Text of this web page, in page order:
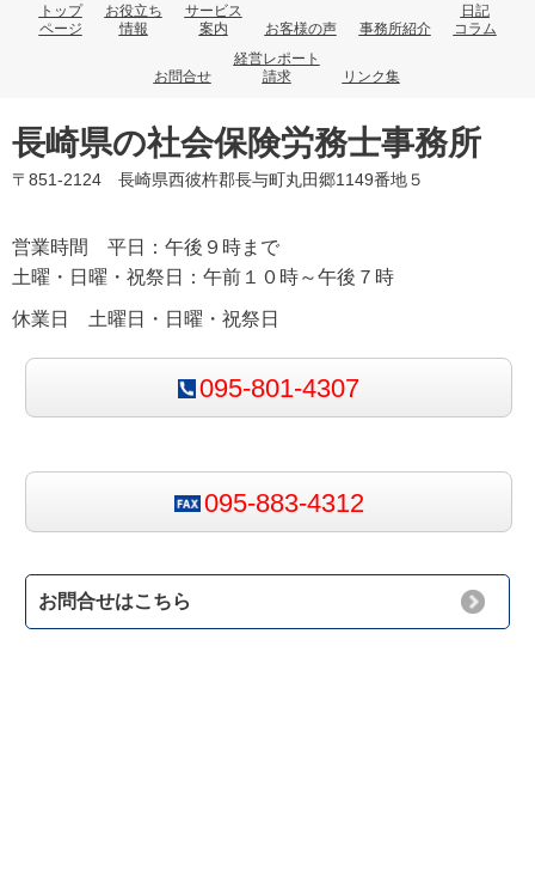
トップ
ページ
お役立ち
情報
サービス
案内
お客様の声 事務所紹介
日記
コラム
お問合せ
経営レポート
請求
リンク集
長崎県の社会保険労務士事務所
〒851-2124 長崎県西彼杵郡長与町丸田郷1149番地５
営業時間 平日：午後９時まで
土曜・日曜・祝祭日：午前１０時～午後７時
休業日 土曜日・日曜・祝祭日
095-801-4307
095-883-4312
お問合せはこちら